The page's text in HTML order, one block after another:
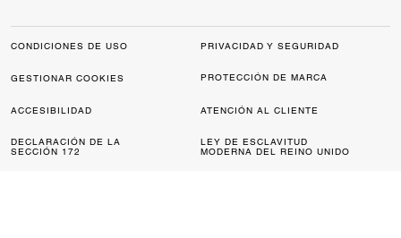
CONDICIONES DE USO PRIVACIDAD Y SEGURIDAD
GESTIONAR COOKIES PROTECCIÓN DE MARCA
ACCESIBILIDAD ATENCIÓN AL CLIENTE
DECLARACIÓN DE LA
SECCIÓN 172
LEY DE ESCLAVITUD
MODERNA DEL REINO UNIDO